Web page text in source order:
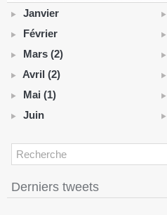
Janvier
Février
Mars (2)
Avril (2)
Mai (1)
Juin
Derniers tweets